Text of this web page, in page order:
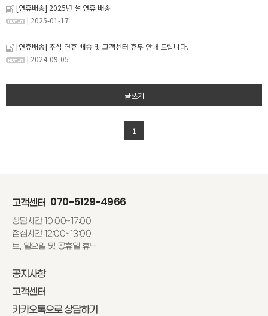
[연휴배송] 2025년 설 연휴 배송
| 2025-01-17
[연휴배송] 추석 연휴 배송 및 고객센터 휴무 안내 드립니다.
| 2024-09-05
글쓰기
1
고객센터 070-5129-4966
상담시간 10:00~17:00
점심시간 12:00~13:00
토, 일요일 및 공휴일 휴무
공지사항
고객센터
카카오톡으로 상담하기